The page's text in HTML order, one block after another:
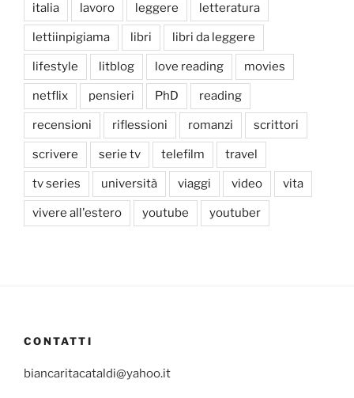
italia lavoro leggere letteratura
lettiinpigiama libri libri da leggere
lifestyle litblog love reading movies
netflix pensieri PhD reading
recensioni riflessioni romanzi scrittori
scrivere serie tv telefilm travel
tv series università viaggi video vita
vivere all'estero youtube youtuber
CONTATTI
biancaritacataldi@yahoo.it